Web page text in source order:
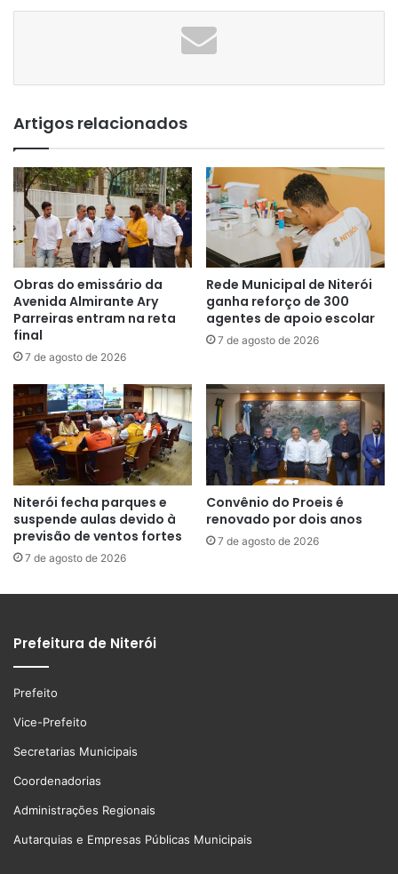
Artigos relacionados
Obras do emissário da
Avenida Almirante Ary
Parreiras entram na reta
final
7 de agosto de 2026
Rede Municipal de Niterói
ganha reforço de 300
agentes de apoio escolar
7 de agosto de 2026
Niterói fecha parques e
suspende aulas devido à
previsão de ventos fortes
7 de agosto de 2026
Convênio do Proeis é
renovado por dois anos
7 de agosto de 2026
Prefeitura de Niterói
Prefeito
Vice-Prefeito
Secretarias Municipais
Coordenadorias
Administrações Regionais
Autarquias e Empresas Públicas Municipais